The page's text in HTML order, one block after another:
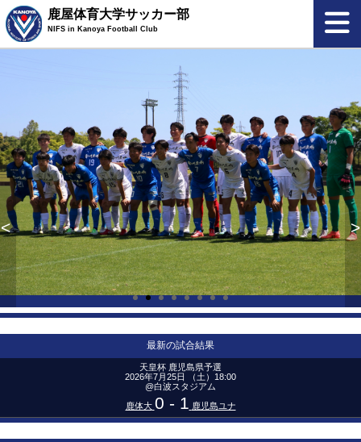
鹿屋体育大学サッカー部
NIFS in Kanoya Football Club
< >
最新の試合結果
天皇杯 鹿児島県予選
2026年7月25日 （土）18:00
@白波スタジアム
鹿体大 0 - 1 鹿児島ユナ